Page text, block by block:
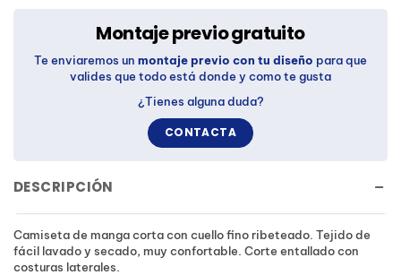
DESCRIPCIÓN
Camiseta de manga corta con cuello fino ribeteado. Tejido de
fácil lavado y secado, muy confortable. Corte entallado con
costuras laterales.
Montaje previo gratuito
Te enviaremos un montaje previo con tu diseño para que
valides que todo está donde y como te gusta
¿Tienes alguna duda?
CONTACTA